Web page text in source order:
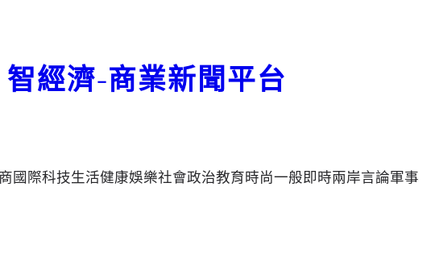
智經濟-商業新聞平台
國際科技生活健康娛樂社會政治教育時尚一般即時兩岸言論軍事